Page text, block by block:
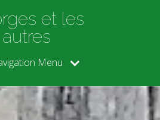
et les
autres
Menu